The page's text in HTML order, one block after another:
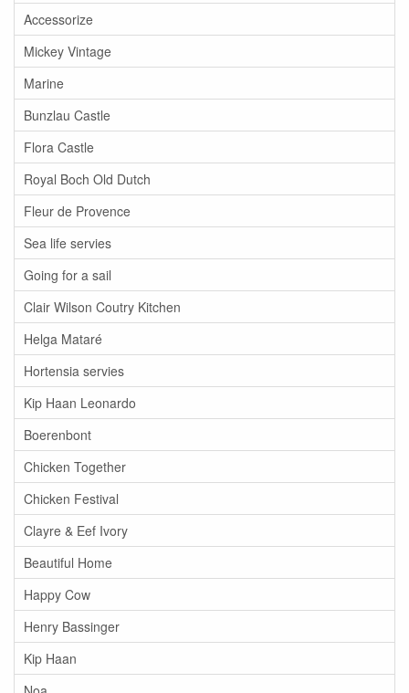
Accessorize
Mickey Vintage
Marine
Bunzlau Castle
Flora Castle
Royal Boch Old Dutch
Fleur de Provence
Sea life servies
Going for a sail
Clair Wilson Coutry Kitchen
Helga Mataré
Hortensia servies
Kip Haan Leonardo
Boerenbont
Chicken Together
Chicken Festival
Clayre & Eef Ivory
Beautiful Home
Happy Cow
Henry Bassinger
Kip Haan